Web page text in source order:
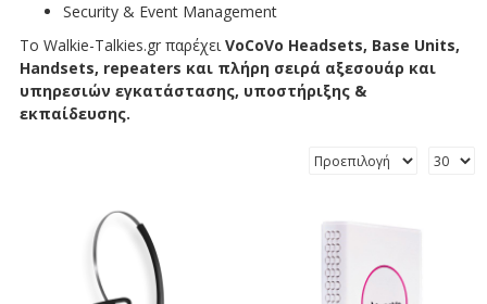
Security & Event Management
Το Walkie-Talkies.gr παρέχειVoCoVo Headsets, Base Units,
Handsets, repeaters και πλήρη σειρά αξεσουάρ και
υπηρεσιών εγκατάστασης, υποστήριξης &
εκπαίδευσης.